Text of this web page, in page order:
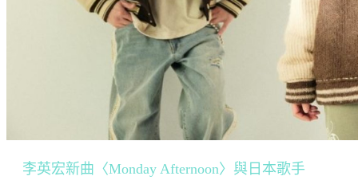
李英宏新曲〈Monday Afternoon〉與日本歌手